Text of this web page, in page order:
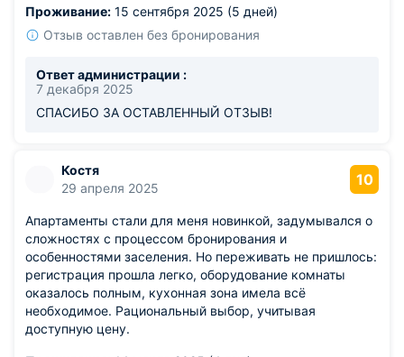
Проживание: 15 сентября 2025 (5 дней)
Отзыв оставлен без бронирования
Ответ администрации :
7 декабря 2025
СПАСИБО ЗА ОСТАВЛЕННЫЙ ОТЗЫВ!
Костя
29 апреля 2025
10
Апартаменты стали для меня новинкой, задумывался о
сложностях с процессом бронирования и
особенностями заселения. Но переживать не пришлось:
регистрация прошла легко, оборудование комнаты
оказалось полным, кухонная зона имела всё
необходимое. Рациональный выбор, учитывая
доступную цену.